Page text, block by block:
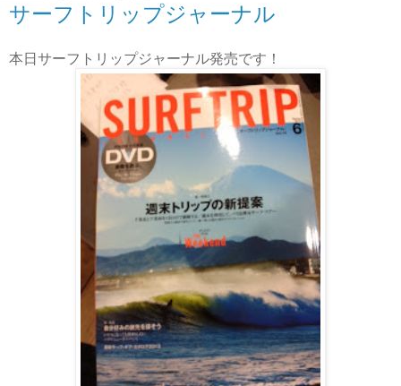
サーフトリップジャーナル
本日サーフトリップジャーナル発売です！